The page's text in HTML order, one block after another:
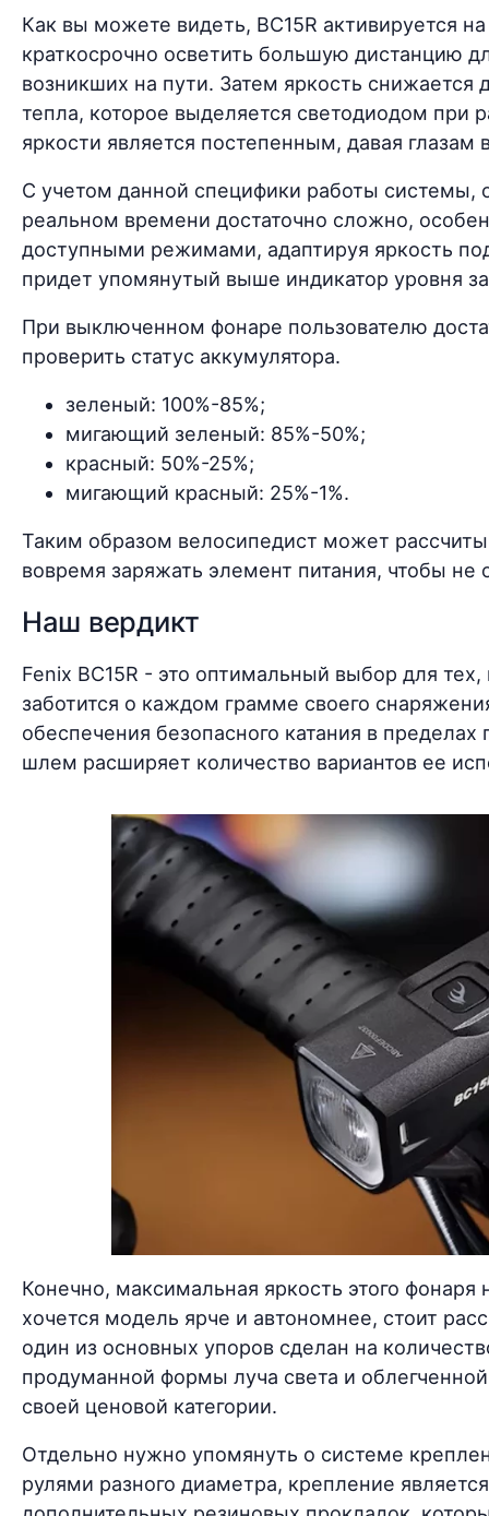
Как вы можете видеть, BC15R активируется
краткосрочно осветить большую дистанцию
возникших на пути. Затем яркость
тепла, которое выделяется светодиодом при
яркости является постепенным, давая
С учетом данной специфики работы системы,
реальном времени достаточно сложно,
доступными режимами, адаптируя яркость
придет упомянутый выше индикатор уровня
При выключенном фонаре пользователю
проверить статус аккумулятора.
зеленый: 100%-85%;
мигающий зеленый: 85%-50%;
красный: 50%-25%;
мигающий красный: 25%-1%.
Таким образом велосипедист может
вовремя заряжать элемент питания, чтобы не
Наш вердикт
Fenix BC15R - это оптимальный выбор для
заботится о каждом грамме своего
обеспечения безопасного катания в
шлем расширяет количество вариантов ее
Конечно, максимальная яркость этого
хочется модель ярче и автономнее, стоит
один из основных упоров сделан на
продуманной формы луча света и
своей ценовой категории.
Отдельно нужно упомянуть о системе
рулями разного диаметра, крепление